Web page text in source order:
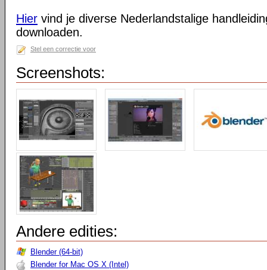
Hier vind je diverse Nederlandstalige
downloaden.
Stel een correctie voor
Screenshots:
Andere edities:
Blender (64-bit)
Blender for Mac OS X (Intel)